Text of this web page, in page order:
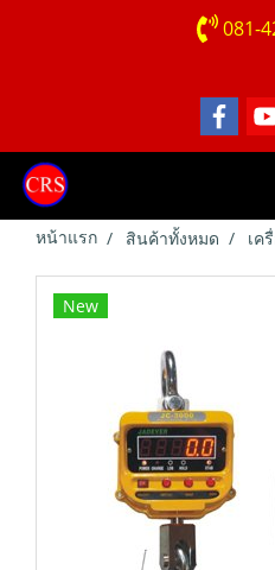
081-
หน้าแรก สินค้าทั้งหมด เค
New